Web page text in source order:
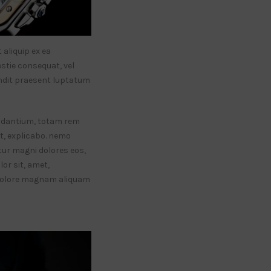
ex ea
consequat, vel
praesent luptatum
totam rem
explicabo. nemo
magni dolores eos,
sit, amet,
magnam aliquam